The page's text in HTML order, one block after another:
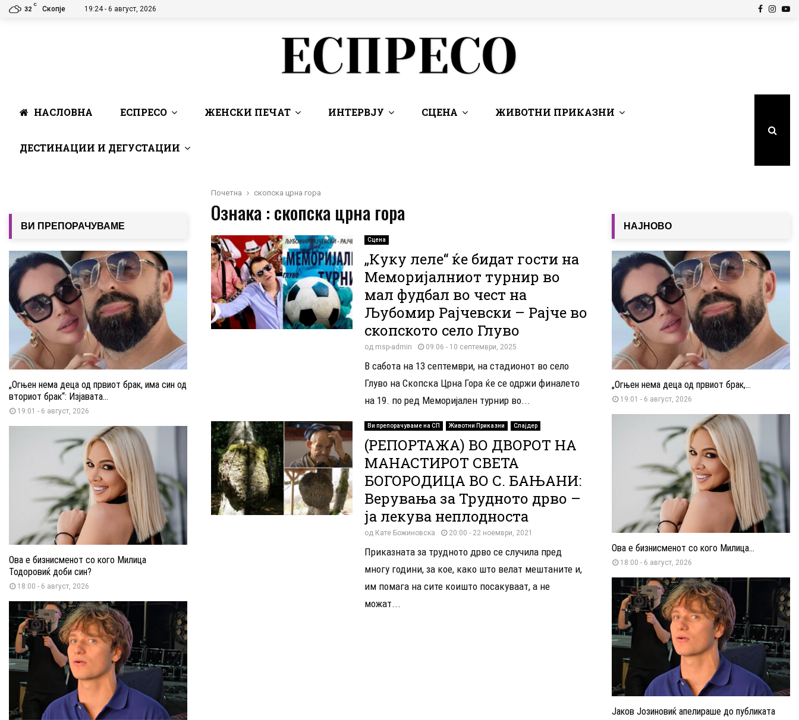
32
C
Скопје 19:24 - 6 август, 2026 Facebook
НАСЛОВНА ЕСПРЕСО ЖЕНСКИ ПЕЧАТ ИНТЕРВЈУ СЦЕНА ЖИВОТНИ ПРИКАЗНИ
ДЕСТИНАЦИИ И ДЕГУСТАЦИИ
Почетна скопска црна гора
Ознака : скопска црна гора
Сцена
„Куку леле“ ќе бидат гости на
Меморијалниот турнир во
мал фудбал во чест на
Љубомир Рајчевски – Рајче во
скопското село Глуво
од msp-admin 09:06 - 10 септември, 2025
В сабота на 13 септември, на стадионот во село
Глуво на Скопска Црна Гора ќе се одржи финалето
на 19. по ред Меморијален турнир во...
Ви препорачуваме на СП Животни Приказни Слајдер
(РЕПОРТАЖА) ВО ДВОРОТ НА
МАНАСТИРОТ СВЕТА
БОГОРОДИЦА ВО С. БАЊАНИ:
Верувања за Трудното дрво –
ја лекува неплодноста
од Кате Божиновска 20:00 - 22 ноември, 2021
Приказната за трудното дрво се случила пред
многу години, за кое, како што велат мештаните и,
им помага на сите коишто посакуваат, а не
можат...
ВИ ПРЕПОРАЧУВАМЕ
„Огњен нема деца од првиот брак, има син од
вториот брак“: Изјавата...
19:01 - 6 август, 2026
Ова е бизнисменот со кого Милица
Тодоровиќ доби син?
18:00 - 6 август, 2026
НАЈНОВО
„Огњен нема деца од првиот брак,...
19:01 - 6 август, 2026
Ова е бизнисменот со кого Милица...
18:00 - 6 август, 2026
Јаков Јозиновиќ апелираше до публиката